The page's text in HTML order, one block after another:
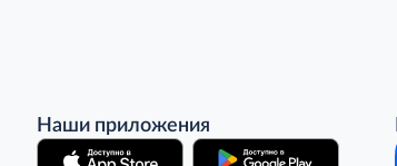
Наши приложения